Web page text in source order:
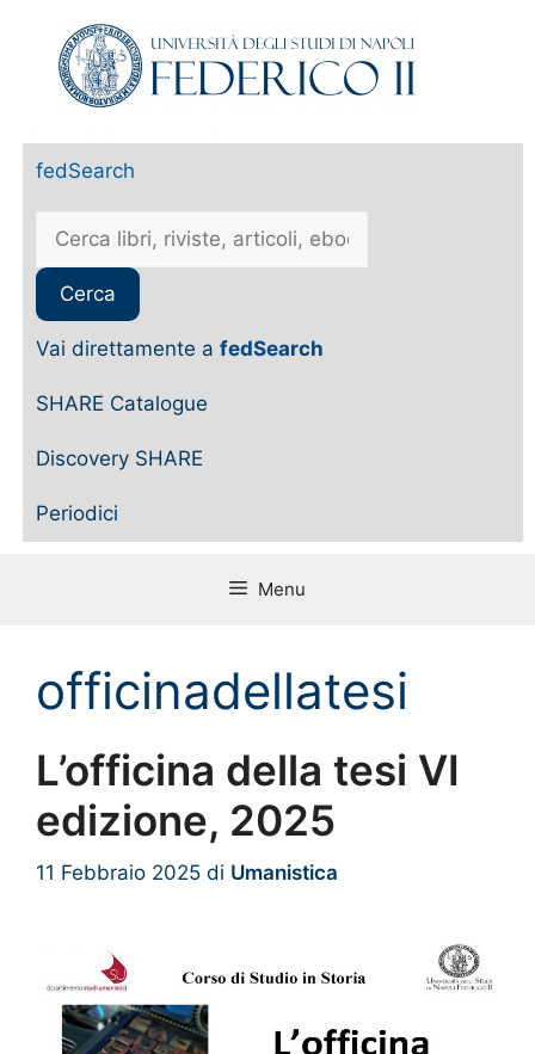
fedSearch
Vai direttamente a fedSearch
SHARE Catalogue
Discovery SHARE
Periodici
Menu
officinadellatesi
L’officina della tesi VI
edizione, 2025
11 Febbraio 2025 di Umanistica